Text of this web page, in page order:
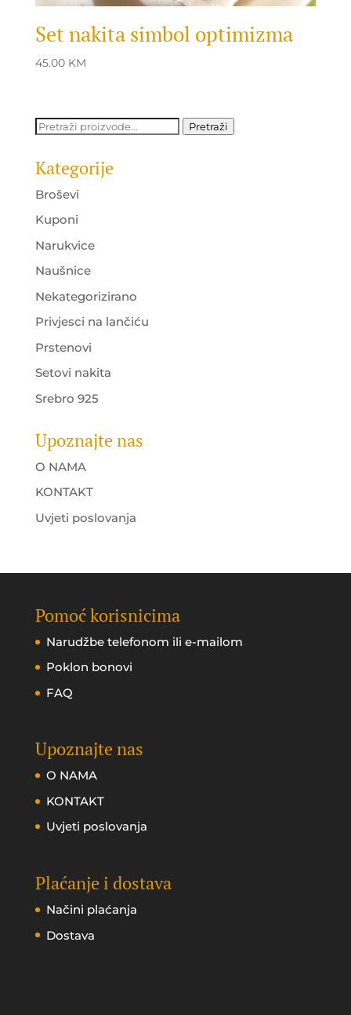
Set nakita simbol optimizma
45.00 KM
Pretraži: Pretraži
Kategorije
Broševi
Kuponi
Narukvice
Naušnice
Nekategorizirano
Privjesci na lančiću
Prstenovi
Setovi nakita
Srebro 925
Upoznajte nas
O NAMA
KONTAKT
Uvjeti poslovanja
Pomoć korisnicima
Narudžbe telefonom ili e-mailom
Poklon bonovi
FAQ
Upoznajte nas
O NAMA
KONTAKT
Uvjeti poslovanja
Plaćanje i dostava
Načini plaćanja
Dostava